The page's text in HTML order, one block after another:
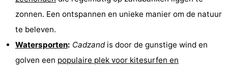
zonnen. Een ontspannen en unieke manier om de natuur
te beleven.
Watersporten: Cadzandis door de gunstige wind en
golven een populaire plek voor kitesurfen en